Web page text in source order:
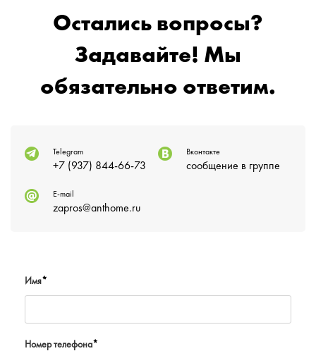
Остались вопросы?
Задавайте! Мы
обязательно ответим.
Telegram
+7 (937) 844-66-73
Вконтакте
сообщение в группе
E-mail
zapros@anthome.ru
Имя*
Номер телефона*